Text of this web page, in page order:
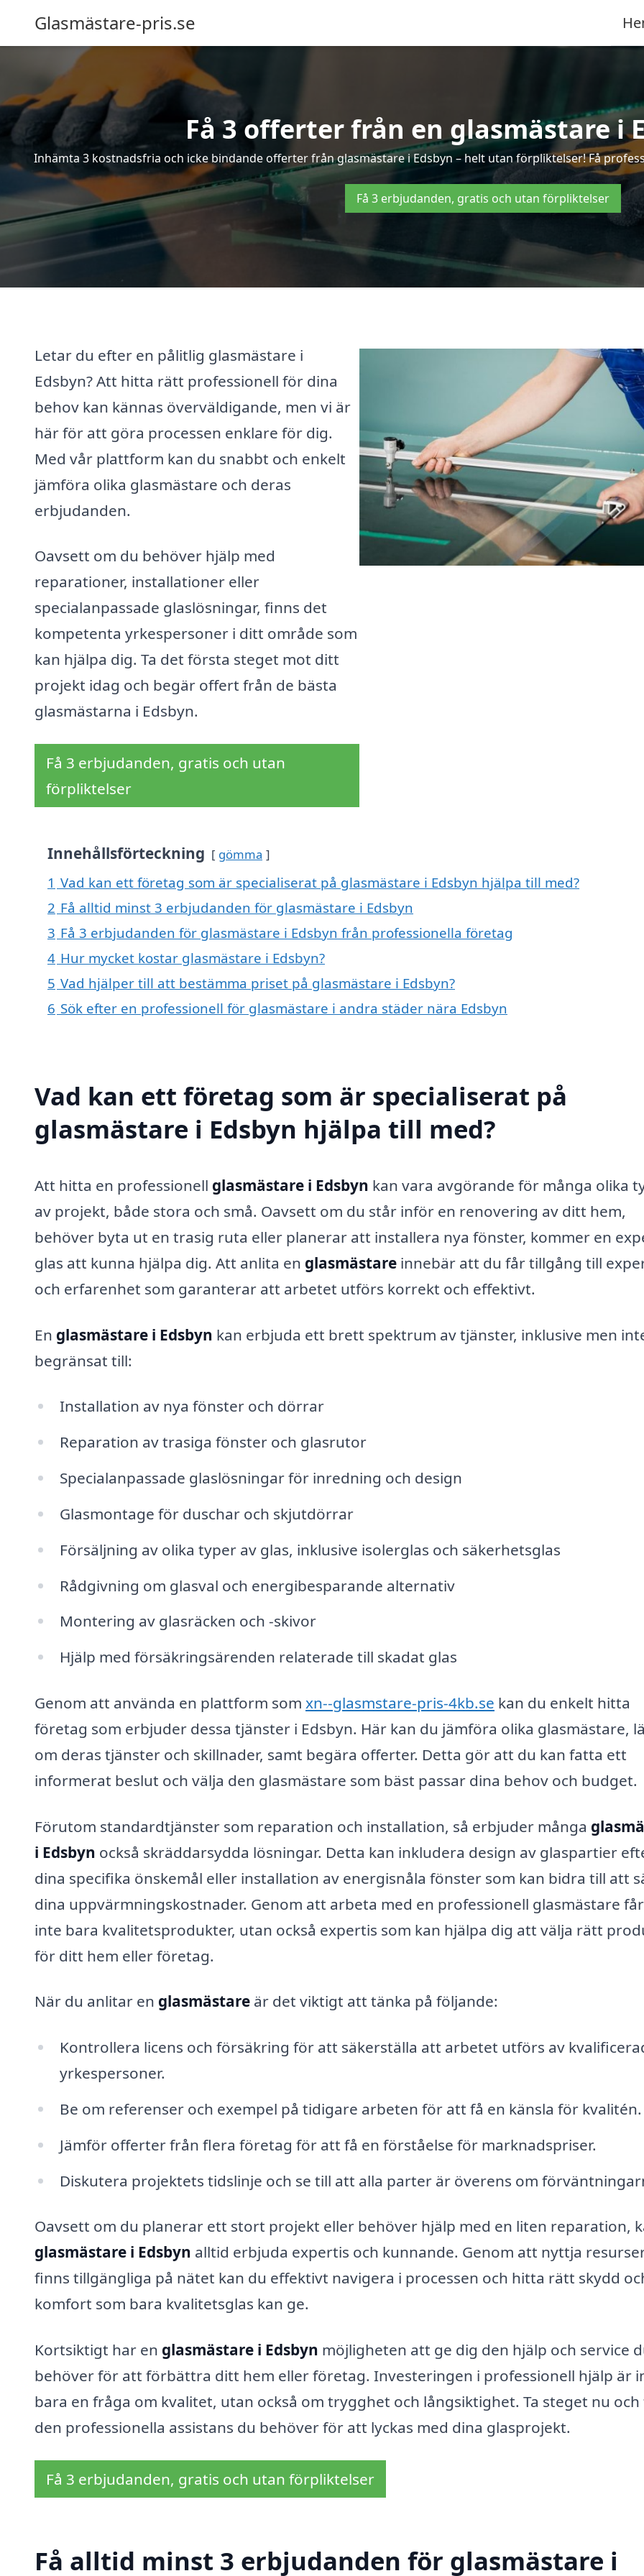
Glasmästare-pris.se
Få 3 offerter från en glasmästare i
Inhämta 3 kostnadsfria och icke bindande offerter från glasmästare i Edsbyn – helt utan förpliktelser! Få
Få 3 erbjudanden, gratis och utan förpliktelser
Letar du efter en pålitlig glasmästare i
Edsbyn? Att hitta rätt professionell för dina
behov kan kännas överväldigande, men vi är
här för att göra processen enklare för dig.
Med vår plattform kan du snabbt och enkelt
jämföra olika glasmästare och deras
erbjudanden.
Oavsett om du behöver hjälp med
reparationer, installationer eller
specialanpassade glaslösningar, finns det
kompetenta yrkespersoner i ditt område som
kan hjälpa dig. Ta det första steget mot ditt
projekt idag och begär offert från de bästa
glasmästarna i Edsbyn.
Få 3 erbjudanden, gratis och utan
förpliktelser
Innehållsförteckning gömma
1 Vad kan ett företag som är specialiserat på glasmästare i Edsbyn hjälpa till med?
2 Få alltid minst 3 erbjudanden för glasmästare i Edsbyn
3 Få 3 erbjudanden för glasmästare i Edsbyn från professionella företag
4 Hur mycket kostar glasmästare i Edsbyn?
5 Vad hjälper till att bestämma priset på glasmästare i Edsbyn?
6 Sök efter en professionell för glasmästare i andra städer nära Edsbyn
Vad kan ett företag som är specialiserat på
glasmästare i Edsbyn hjälpa till med?
Att hitta en professionell glasmästare i Edsbyn kan vara avgörande för många olika
av projekt, både stora och små. Oavsett om du står inför en renovering av ditt hem,
behöver byta ut en trasig ruta eller planerar att installera nya fönster, kommer en
glas att kunna hjälpa dig. Att anlita en glasmästare innebär att du får tillgång till
och erfarenhet som garanterar att arbetet utförs korrekt och effektivt.
En glasmästare i Edsbyn kan erbjuda ett brett spektrum av tjänster, inklusive men
begränsat till:
Installation av nya fönster och dörrar
Reparation av trasiga fönster och glasrutor
Specialanpassade glaslösningar för inredning och design
Glasmontage för duschar och skjutdörrar
Försäljning av olika typer av glas, inklusive isolerglas och säkerhetsglas
Rådgivning om glasval och energibesparande alternativ
Montering av glasräcken och -skivor
Hjälp med försäkringsärenden relaterade till skadat glas
Genom att använda en plattform som xn--glasmstare-pris-4kb.se kan du enkelt hitta
företag som erbjuder dessa tjänster i Edsbyn. Här kan du jämföra olika glasmästare,
om deras tjänster och skillnader, samt begära offerter. Detta gör att du kan fatta ett
informerat beslut och välja den glasmästare som bäst passar dina behov och budget.
Förutom standardtjänster som reparation och installation, så erbjuder många
i Edsbyn också skräddarsydda lösningar. Detta kan inkludera design av glaspartier
dina specifika önskemål eller installation av energisnåla fönster som kan bidra till att
dina uppvärmningskostnader. Genom att arbeta med en professionell glasmästare
inte bara kvalitetsprodukter, utan också expertis som kan hjälpa dig att välja rätt
för ditt hem eller företag.
När du anlitar en glasmästare är det viktigt att tänka på följande:
Kontrollera licens och försäkring för att säkerställa att arbetet utförs av
yrkespersoner.
Be om referenser och exempel på tidigare arbeten för att få en känsla för kvalitén.
Jämför offerter från flera företag för att få en förståelse för marknadspriser.
Diskutera projektets tidslinje och se till att alla parter är överens om
Oavsett om du planerar ett stort projekt eller behöver hjälp med en liten reparation,
glasmästare i Edsbyn alltid erbjuda expertis och kunnande. Genom att nyttja
finns tillgängliga på nätet kan du effektivt navigera i processen och hitta rätt skydd
komfort som bara kvalitetsglas kan ge.
Kortsiktigt har en glasmästare i Edsbyn möjligheten att ge dig den hjälp och service
behöver för att förbättra ditt hem eller företag. Investeringen i professionell hjälp är
bara en fråga om kvalitet, utan också om trygghet och långsiktighet. Ta steget nu och
den professionella assistans du behöver för att lyckas med dina glasprojekt.
Få 3 erbjudanden, gratis och utan förpliktelser
Få alltid minst 3 erbjudanden för glasmästare i